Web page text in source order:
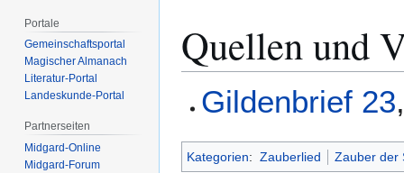
Quellen und
Gildenbrief 23
Kategorien: Zauberlied Zauber der
Portale
Gemeinschafts­portal
Magischer Almanach
Literatur-Portal
Landeskunde-Portal
Partnerseiten
Midgard-Online
Midgard-Forum